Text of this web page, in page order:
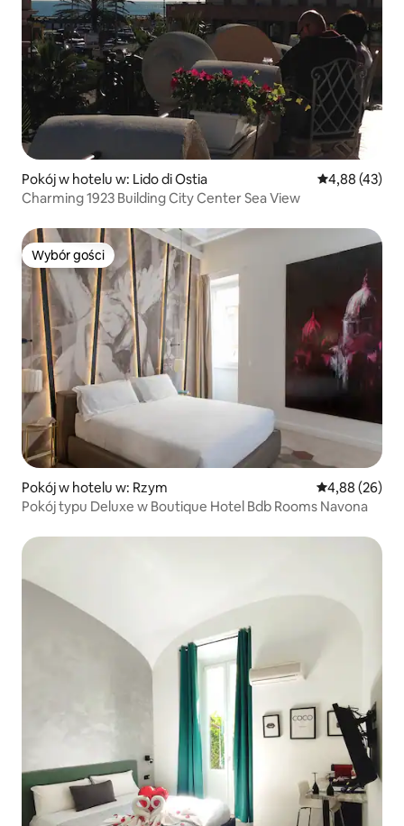
Pokój w hotelu w: Lido di Ostia Średnia
4,88 (43)
Charming 1923 Building City Center Sea View
Wybór gości
Wybór gości
Pokój w hotelu w: Rzym Średnia
4,88 (26)
Pokój typu Deluxe w Boutique Hotel Bdb Rooms Navona